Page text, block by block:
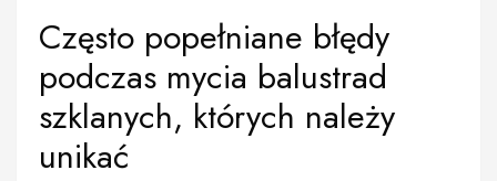
Często popełniane błędy
podczas mycia balustrad
szklanych, których należy
unikać